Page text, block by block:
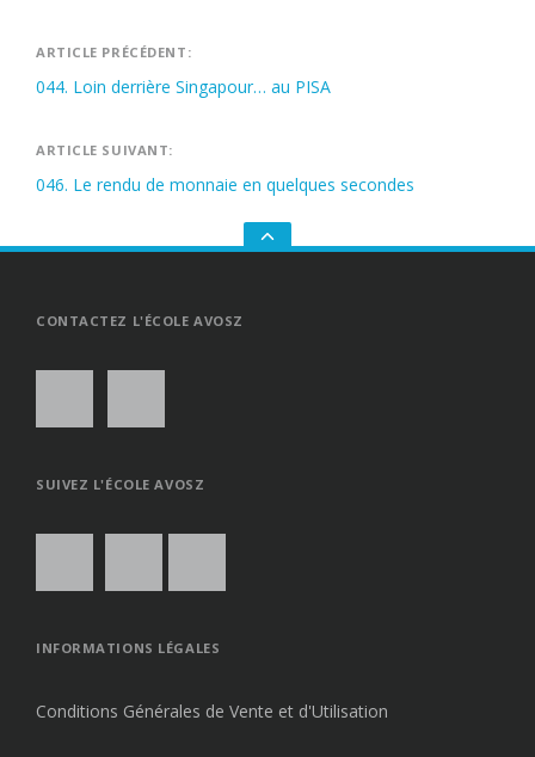
Navigation
de
l’article
ARTICLE PRÉCÉDENT:
044. Loin derrière Singapour… au PISA
ARTICLE SUIVANT:
046. Le rendu de monnaie en quelques secondes
GO
CONTACTEZ L'ÉCOLE AVOSZ
SUIVEZ L'ÉCOLE AVOSZ
INFORMATIONS LÉGALES
Conditions Générales de Vente et d'Utilisation